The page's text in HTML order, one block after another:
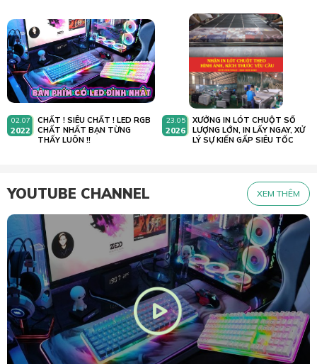
02.07
2022
CHẤT ! SIÊU CHẤT ! LED RGB
CHẤT NHẤT BẠN TỪNG
THẤY LUÔN !!
23.05
2026
XƯỞNG IN LÓT CHUỘT SỐ
LƯỢNG LỚN, IN LẤY NGAY, XỬ
LÝ SỰ KIẾN GẤP SIÊU TỐC
YOUTUBE CHANNEL XEM THÊM